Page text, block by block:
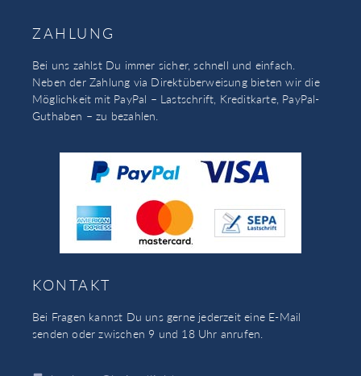
ZAHLUNG
Bei uns zahlst Du immer sicher, schnell und einfach.
Neben der Zahlung via Direktüberweisung bieten wir die
Möglichkeit mit PayPal – Lastschrift, Kreditkarte, PayPal-
Guthaben – zu bezahlen.
KONTAKT
Bei Fragen kannst Du uns gerne jederzeit eine E-Mail
senden oder zwischen 9 und 18 Uhr anrufen.